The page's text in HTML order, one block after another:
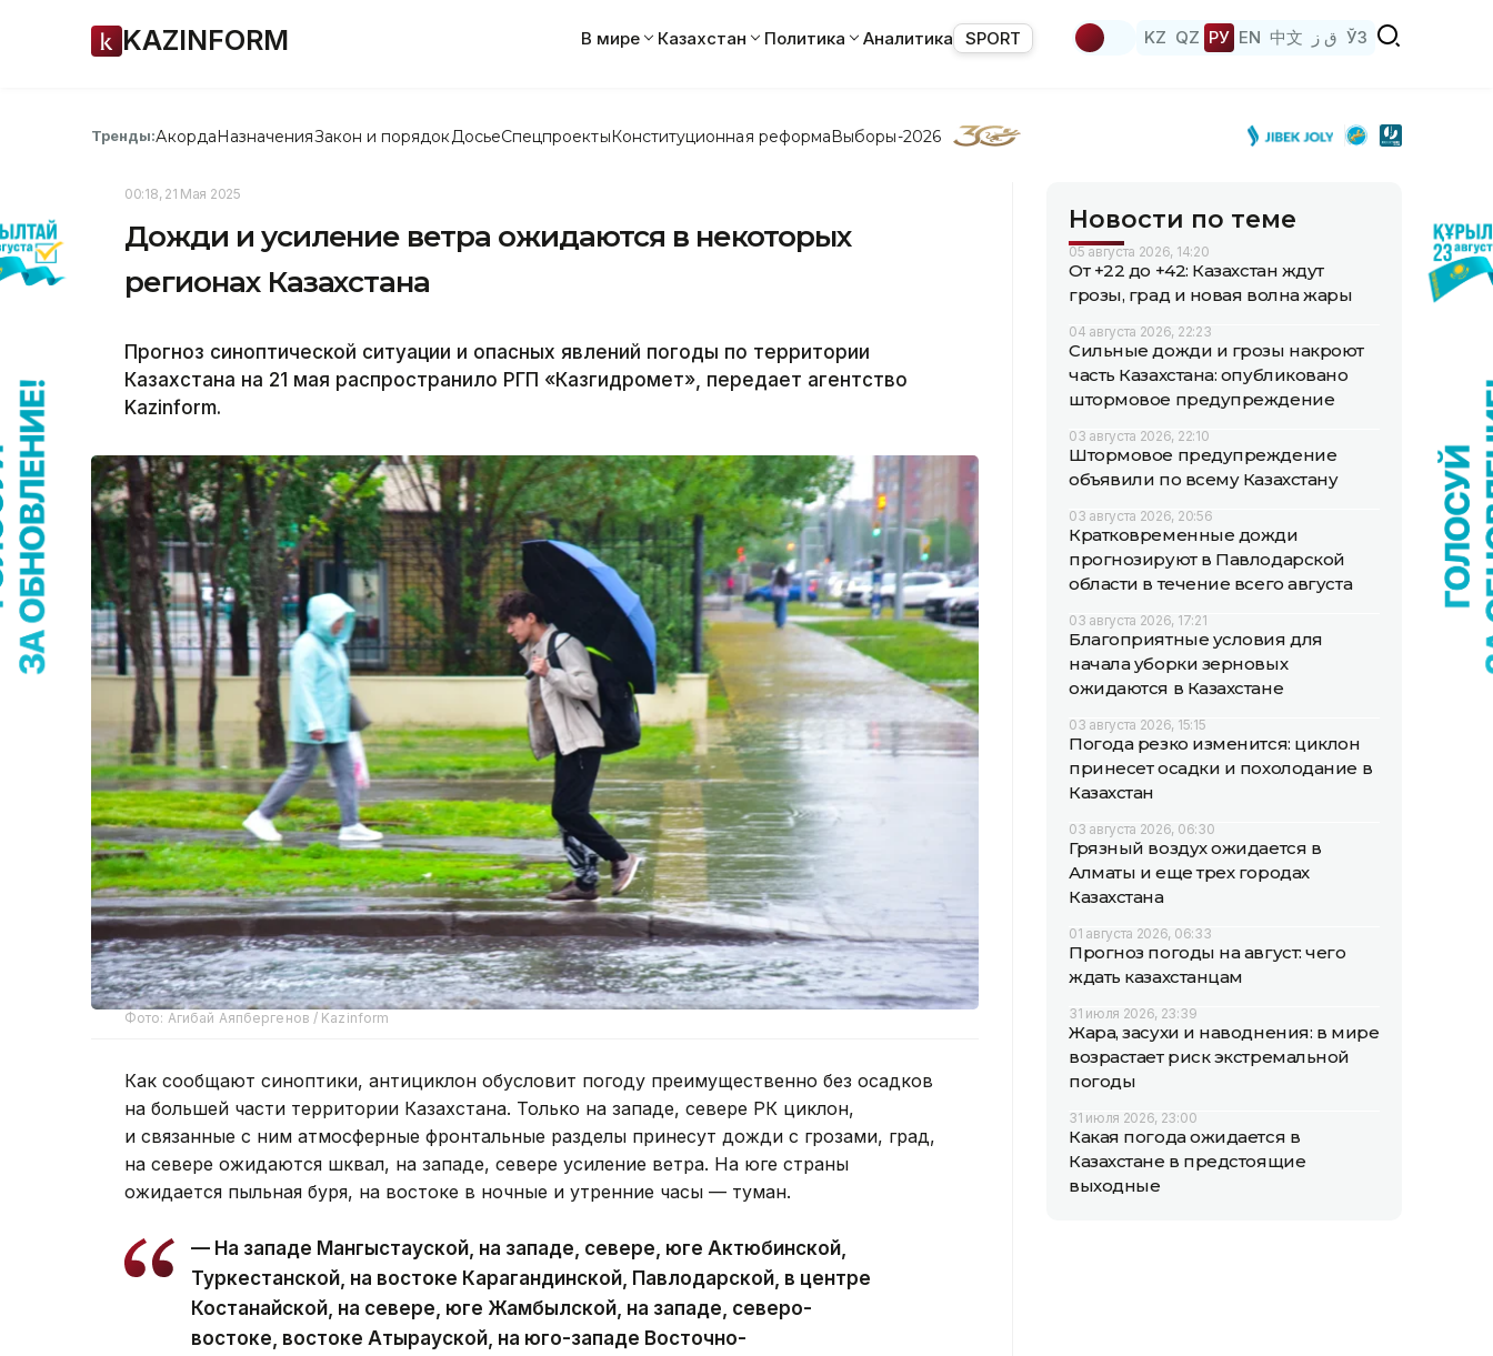
KAZINFORM В мире Казахстан Политика Аналитика SPORT KZ QZ РУ EN 中文 ق ز ЎЗ
Тренды:АкордаНазначенияЗакон и порядок ДосьеСпецпроектыКонституционная реформаВыборы-2026
00:18, 21 Мая 2025
Дожди и усиление ветра ожидаются в некоторых
регионах Казахстана
Прогноз синоптической ситуации и опасных явлений погоды по территории
Казахстана на 21 мая распространило РГП «Казгидромет», передает агентство
Kazinform.
Фото: Агибай Аяпбергенов / Kazinform
Как сообщают синоптики, антициклон обусловит погоду преимущественно без осадков
на большей части территории Казахстана. Только на западе, севере РК циклон,
и связанные с ним атмосферные фронтальные разделы принесут дожди с грозами, град,
на севере ожидаются шквал, на западе, севере усиление ветра. На юге страны
ожидается пыльная буря, на востоке в ночные и утренние часы — туман.
— На западе Мангыстауской, на западе, севере, юге Актюбинской,
Туркестанской, на востоке Карагандинской, Павлодарской, в центре
Костанайской, на севере, юге Жамбылской, на западе, северо-
востоке, востоке Атырауской, на юго-западе Восточно-
Новости по теме
05 августа 2026, 14:20
От +22 до +42: Казахстан ждут
грозы, град и новая волна жары
04 августа 2026, 22:23
Сильные дожди и грозы накроют
часть Казахстана: опубликовано
штормовое предупреждение
03 августа 2026, 22:10
Штормовое предупреждение
объявили по всему Казахстану
03 августа 2026, 20:56
Кратковременные дожди
прогнозируют в Павлодарской
области в течение всего августа
03 августа 2026, 17:21
Благоприятные условия для
начала уборки зерновых
ожидаются в Казахстане
03 августа 2026, 15:15
Погода резко изменится: циклон
принесет осадки и похолодание в
Казахстан
03 августа 2026, 06:30
Грязный воздух ожидается в
Алматы и еще трех городах
Казахстана
01 августа 2026, 06:33
Прогноз погоды на август: чего
ждать казахстанцам
31 июля 2026, 23:39
Жара, засухи и наводнения: в мире
возрастает риск экстремальной
погоды
31 июля 2026, 23:00
Какая погода ожидается в
Казахстане в предстоящие
выходные